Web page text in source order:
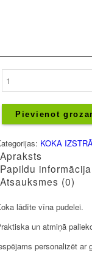
Vīna
pudelei
daudzums
Pievienot
KOKA
Apraksts
Papildu informācija
Atsauksmes (0)
lādīte vīna pudelei.
un atmiņā
personalizēt ar